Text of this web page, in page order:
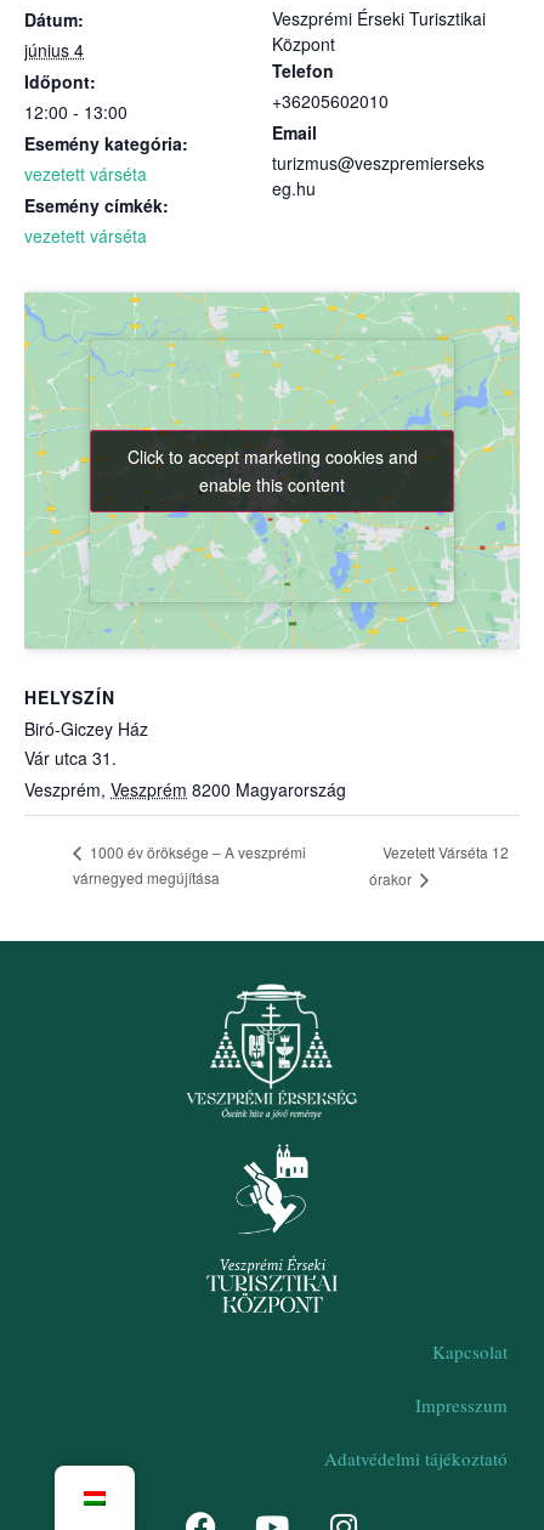
Dátum:
június 4
Időpont:
12:00 - 13:00
Esemény kategória:
vezetett várséta
Esemény címkék:
vezetett várséta
Veszprémi Érseki Turisztikai
Központ
Telefon
+36205602010
Email
turizmus@veszpremierseks
eg.hu
HELYSZÍN
Biró-Giczey Ház
Vár utca 31.
Veszprém, Veszprém 8200 Magyarország
Click to accept marketing cookies and
enable this content
Click to accept marketing cookies and
enable this content
1000 év öröksége – A veszprémi
várnegyed megújítása
Vezetett Várséta 12
órakor
Kapcsolat
Impresszum
Adatvédelmi tájékoztató